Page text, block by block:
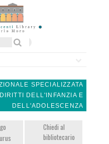
SPECIALIZZATA
DELL'INFANZIA E
DELL'ADOLESCENZA
Chiedi al
bibliotecario